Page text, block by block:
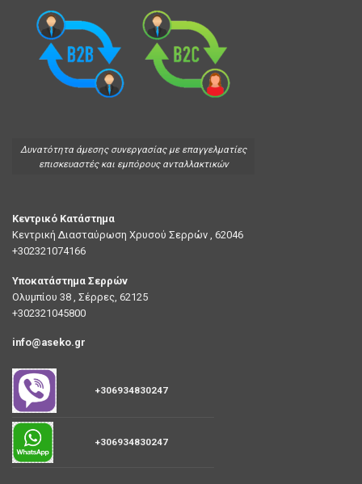
Δυνατότητα άμεσης συνεργασίας με επαγγελματίες
επισκευαστές και εμπόρους ανταλλακτικών
Κεντρικό Κατάστημα
Κεντρική Διασταύρωση Χρυσού Σερρών , 62046
+302321074166
Υποκατάστημα Σερρών
Ολυμπίου 38 , Σέρρες, 62125
+302321045800
info@aseko.gr
+306934830247
+306934830247